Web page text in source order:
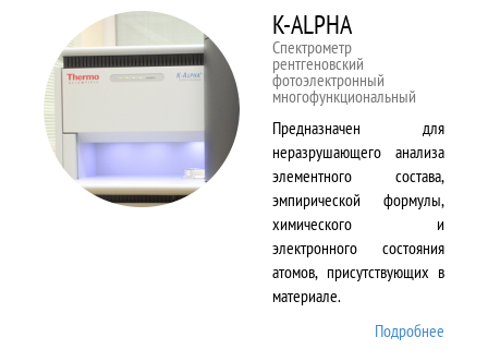
K-ALPHA
Спектрометр
рентгеновский
фотоэлектронный
многофункциональный
Предназначен для
неразрушающего анализа
элементного состава,
эмпирической формулы,
химического и
электронного состояния
атомов, присутствующих в
материале.
Подробнее